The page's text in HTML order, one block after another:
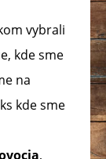
vybrali
kde sme
na
kde sme
,